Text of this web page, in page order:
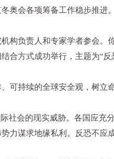
奥会各项筹备工作稳步推进
构负责人和专家学者参会。
合方式成功举行，主题为“
可持续的全球安全观，树立
社会的现实威胁。各国应充
力谋求地缘私利。反恐不应